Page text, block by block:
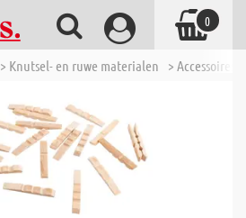
> Knutsel- en ruwe materialen > Accessoires
0